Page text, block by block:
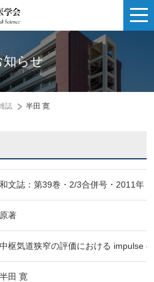
知らせ
誌 半田 寛
和文誌：第39巻・2/3合併号・2011年
原著
中枢気道狭窄の評価における impulse
半田 寛